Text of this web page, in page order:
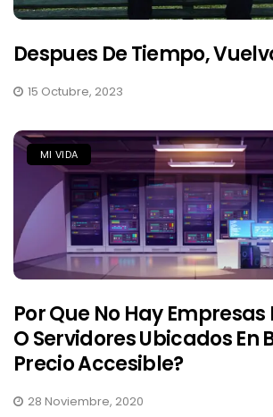
Despues De Tiempo,
15 Octubre, 2023
MI VIDA
Por Que No Hay Empresas
O Servidores Ubicados En
Precio Accesible?
28 Noviembre, 2020